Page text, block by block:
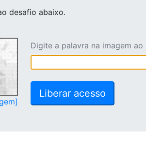
desafio abaixo.
Digite a palavra na imagem